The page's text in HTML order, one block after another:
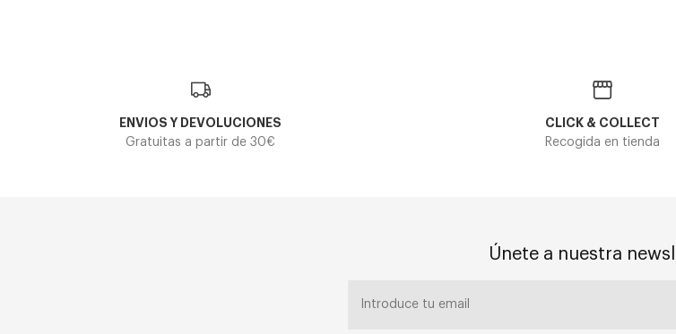
ENVIOS Y DEVOLUCIONES
Gratuitas a partir de 30€
CLICK & COLLECT
Recogida en tienda
Únete a nuestra